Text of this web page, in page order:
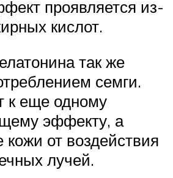
проявляется из-
кислот.
так же
семги.
к еще одному
эффекту, а
от воздействия
лучей.